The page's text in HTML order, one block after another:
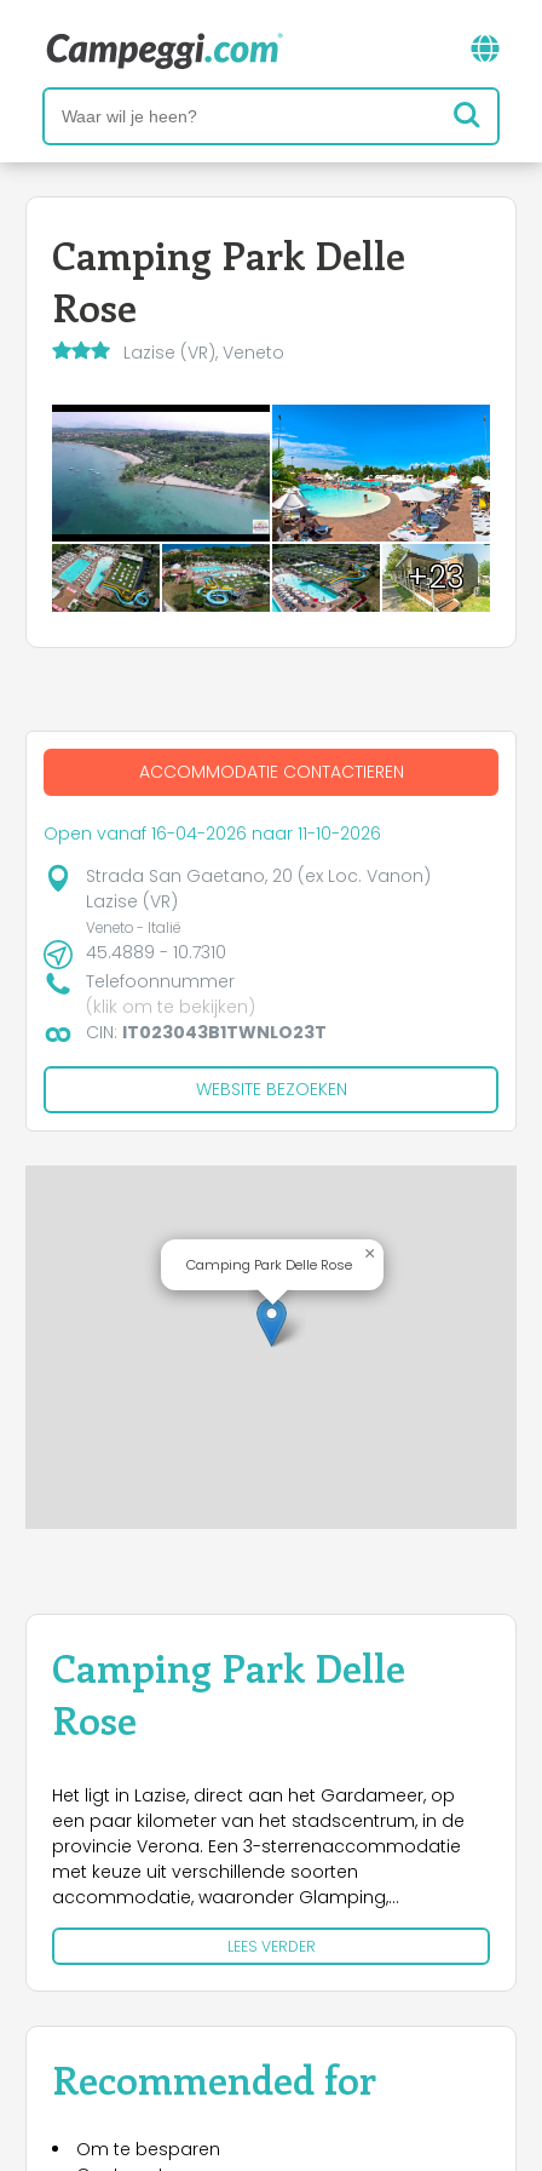
Camping Park Delle
Rose
Lazise (VR), Veneto
+23
Camping Park Delle
Rose
Het ligt in Lazise, direct aan het Gardameer, op
een paar kilometer van het stadscentrum, in de
provincie Verona. Een 3-sterrenaccommodatie
met keuze uit verschillende soorten
accommodatie, waaronder Glamping,
Maxicaravans en staanplaatsen voor tenten,
caravans of campers, allemaal in de schaduw
van platanen en populieren en sommige met
uitzicht op het meer. Glamping biedt luxe tenten
voorzien van comfort, airconditioning en een
lijken op huisjes of chalets, ook voorzien van alle
comfort, airconditioning en allemaal afgewerkt
Er is een groot waterpark met verschillende
LEES VERDER
Recommended for
Om te besparen
ACCOMMODATIE CONTACTIEREN
Open vanaf 16-04-2026 naar 11-10-2026
Strada San Gaetano, 20 (ex Loc. Vanon)
Lazise (VR)
Veneto - Italië
45.4889 - 10.7310
Telefoonnummer
(klik om te bekijken)
CIN: IT023043B1TWNLO23T
WEBSITE BEZOEKEN
Camping Park Delle Rose
×